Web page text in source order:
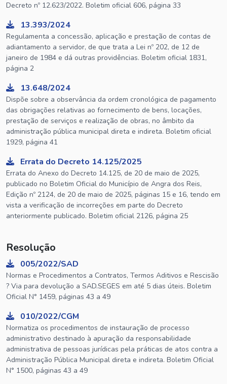
Decreto nº 12.623/2022. Boletim oficial 606, página 33
13.393/2024
Regulamenta a concessão, aplicação e prestação de contas de
adiantamento a servidor, de que trata a Lei nº 202, de 12 de
janeiro de 1984 e dá outras providências. Boletim oficial 1831,
página 2
13.648/2024
Dispõe sobre a observância da ordem cronológica de pagamento
das obrigações relativas ao fornecimento de bens, locações,
prestação de serviços e realização de obras, no âmbito da
administração pública municipal direta e indireta. Boletim oficial
1929, página 41
Errata do Decreto 14.125/2025
Errata do Anexo do Decreto 14.125, de 20 de maio de 2025,
publicado no Boletim Oficial do Município de Angra dos Reis,
Edição nº 2124, de 20 de maio de 2025, páginas 15 e 16, tendo em
vista a verificação de incorreções em parte do Decreto
anteriormente publicado. Boletim oficial 2126, página 25
Resolução
005/2022/SAD
Normas e Procedimentos a Contratos, Termos Aditivos e Rescisão
? Via para devolução a SAD.SEGES em até 5 dias úteis. Boletim
Oficial N° 1459, páginas 43 a 49
010/2022/CGM
Normatiza os procedimentos de instauração de processo
administrativo destinado à apuração da responsabilidade
administrativa de pessoas jurídicas pela práticas de atos contra a
Administração Pública Municipal direta e indireta. Boletim Oficial
N° 1500, páginas 43 a 49